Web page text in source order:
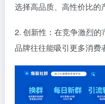
选择高品质、高性价比的
2. 创新性：在竞争激烈
品牌往往能吸引更多消费